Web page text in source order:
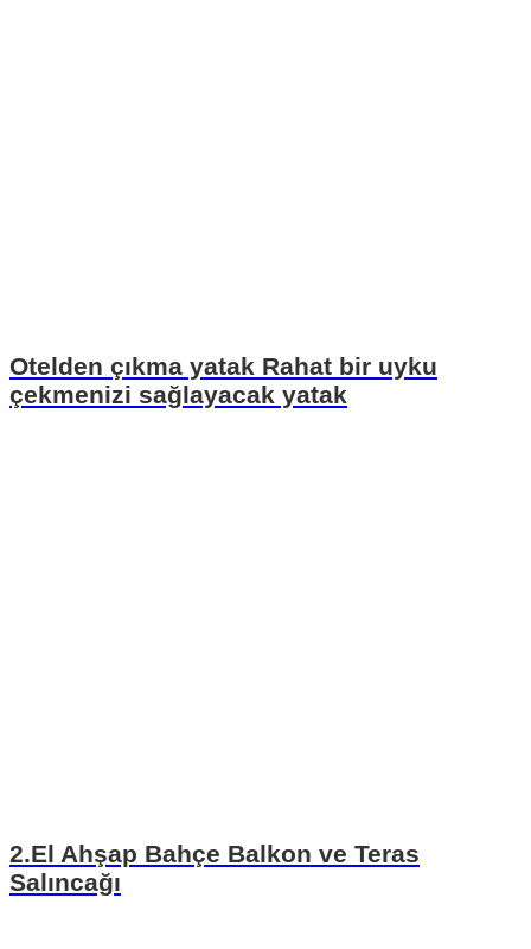
Otelden çıkma yatak Rahat bir uyku
çekmenizi sağlayacak yatak
2.El Ahşap Bahçe Balkon ve Teras
Salıncağı